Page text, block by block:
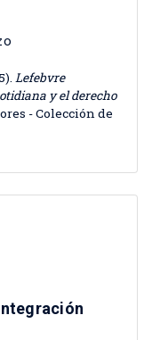
Lefebvre
y el derecho
- Colección de